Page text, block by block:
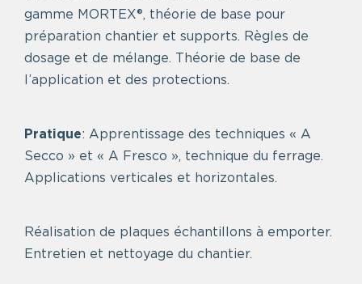
gamme MORTEX®, théorie de base pour
préparation chantier et supports. Règles de
dosage et de mélange. Théorie de base de
l’application et des protections.
Pratique: Apprentissage des techniques « A
Secco » et « A Fresco », technique du ferrage.
Applications verticales et horizontales.
Réalisation de plaques échantillons à emporter.
Entretien et nettoyage du chantier.